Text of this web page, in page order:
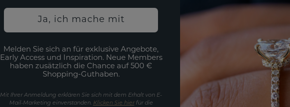
Ja, ich mache mit
Melden Sie sich an für exklusive Angebote,
Early Access und Inspiration. Neue Members
haben zusätzlich die Chance auf 500 €
Shopping-Guthaben.
Mit Ihrer Anmeldung erklären Sie sich mit dem Erhalt von E-
Mail-Marketing einverstanden. Klicken Sie hierfür die